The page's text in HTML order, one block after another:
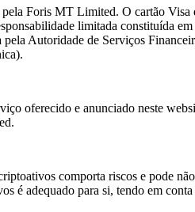
Foris MT Limited. O cartão Visa
limitada constituída
Autoridade de Serviços
oferecido e anunciado neste
comporta riscos e pode
é adequado para si, tendo em